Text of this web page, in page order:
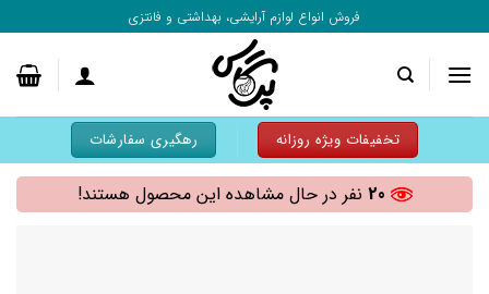
محتوا
بروید
فروش انواع لوازم آرایشی، بهداشتی و فانتزی
تخفیفات ویژه روزانه رهگیری سفارشات
20 نفر در حال مشاهده این محصول هستند!